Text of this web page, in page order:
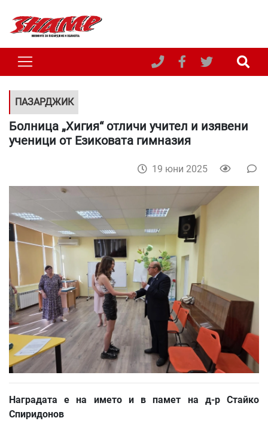
ПАЗАРДЖИК
Болница „Хигия“ отличи учител и изявени
ученици от Езиковата гимназия
19 юни 2025
Наградата е на името и в памет на д-р Стайко
Спиридонов